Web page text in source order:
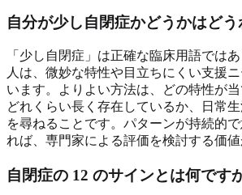
自分が少し自閉症かどうかはどう
「少し自閉症」は正確な臨床用語では
人は、微妙な特性や目立ちにくい支援
います。よりよい方法は、どの特性が
どれくらい長く存在しているか、日常
を尋ねることです。パターンが持続的
れば、専門家による評価を検討する価値
自閉症の 12 のサインとは何です